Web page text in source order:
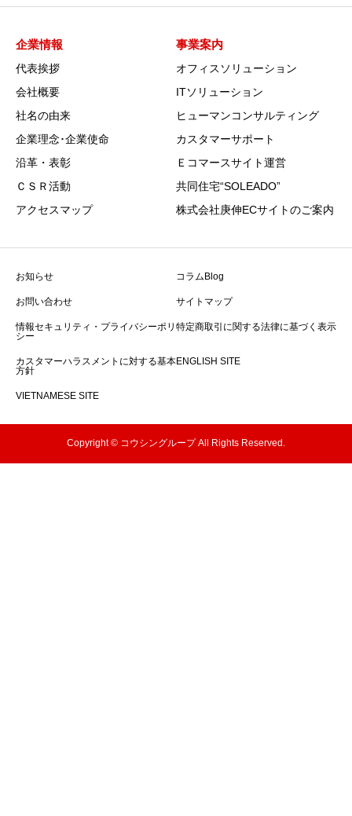
企業情報
代表挨拶
会社概要
社名の由来
企業理念･企業使命
沿革・表彰
ＣＳＲ活動
アクセスマップ
事業案内
オフィスソリューション
ITソリューション
ヒューマンコンサルティング
カスタマーサポート
Ｅコマースサイト運営
共同住宅“SOLEADO”
株式会社庚伸ECサイトのご案内
お知らせ コラムBlog
お問い合わせ サイトマップ
情報セキュリティ・プライバシーポリ
シー
特定商取引に関する法律に基づく表示
カスタマーハラスメントに対する基本
方針
ENGLISH SITE
VIETNAMESE SITE
Copyright © コウシングループ All Rights Reserved.